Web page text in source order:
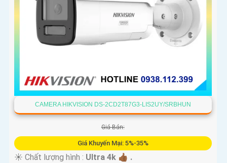
CAMERA HIKVISION DS-2CD2T87G3-LIS2UY/SRBHUN
Giá Bán:
Giá Khuyến Mại: 5%-35%
☀️ Chất lượng hình : Ultra 4k 👍🏾 .